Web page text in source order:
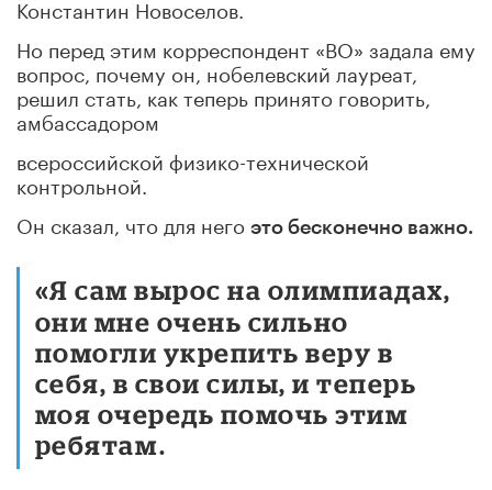
Константин Новоселов.
Но перед этим корреспондент «ВО» задала ему
вопрос, почему он, нобелевский лауреат,
решил стать, как теперь принято говорить,
амбассадором
всероссийской физико-технической
контрольной.
Он сказал, что для него это бесконечно важно.
«Я сам вырос на олимпиадах,
они мне очень сильно
помогли укрепить веру в
себя, в свои силы, и теперь
моя очередь помочь этим
ребятам.